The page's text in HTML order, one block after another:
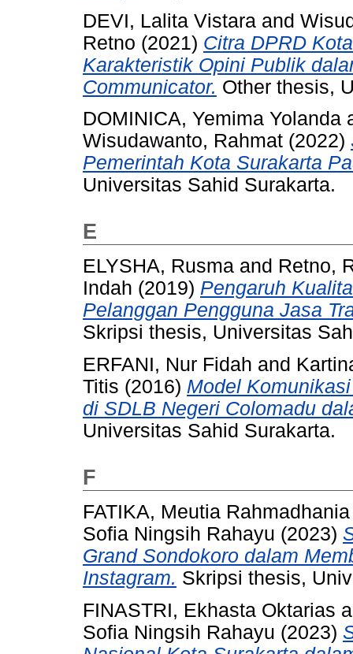
DEVI, Lalita Vistara and
Retno (2021) Citra DPRD
Karakteristik Opini Publik
Communicator. Other thesis,
DOMINICA, Yemima Yolanda
Wisudawanto, Rahmat (2022)
Pemerintah Kota Surakarta
Universitas Sahid Surakarta.
E
ELYSHA, Rusma and Retno,
Indah (2019) Pengaruh
Pelanggan Pengguna Jasa
Skripsi thesis, Universitas
ERFANI, Nur Fidah and
Titis (2016) Model
di SDLB Negeri Colomadu
Universitas Sahid Surakarta.
F
FATIKA, Meutia Rahmadhania
Sofia Ningsih Rahayu (2023)
Grand Sondokoro dalam
Instagram. Skripsi thesis,
FINASTRI, Ekhasta Oktarias
Sofia Ningsih Rahayu (2023)